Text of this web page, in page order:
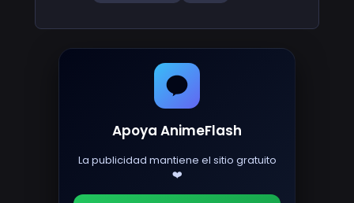
Apoya AnimeFlash
La publicidad mantiene el sitio gratuito
❤️